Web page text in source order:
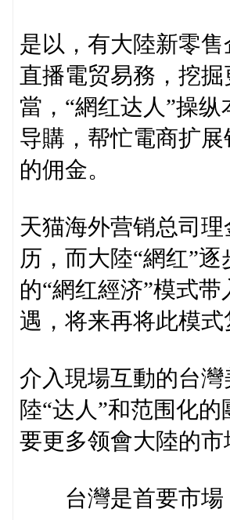
是以，有大陸新零
直播電贸易務，挖
當，“網红达人”操
导購，帮忙電商扩
的佣金。
天猫海外营销总司
历，而大陸“網红”
的“網红經济”模式
遇，将来再将此模
介入現場互動的台
陸“达人”和范围化
要更多领會大陸的
台灣是首要市場